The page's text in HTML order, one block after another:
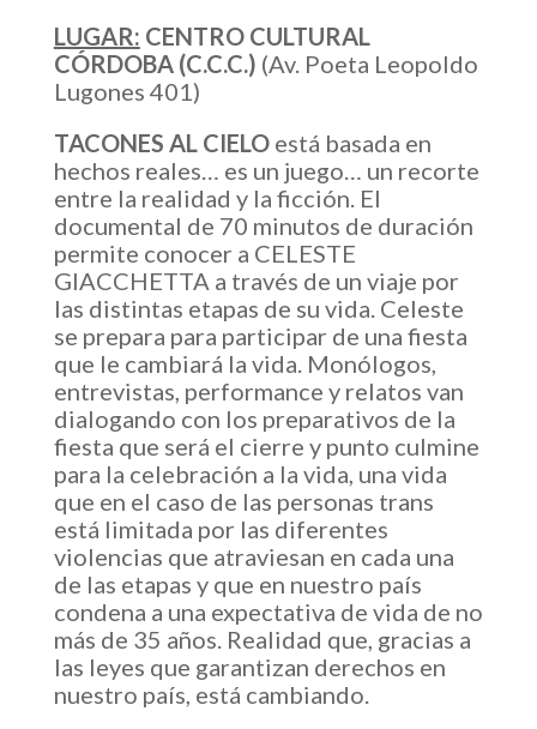
LUGAR: CENTRO CULTURAL
CÓRDOBA (C.C.C.) (Av. Poeta Leopoldo
Lugones 401)
TACONES AL CIELOestá basada en
hechos reales… es un juego… un recorte
entre la realidad y la ficción. El
documental de 70 minutos de duración
permite conocer a CELESTE
GIACCHETTA a través de un viaje por
las distintas etapas de su vida. Celeste
se prepara para participar de una fiesta
que le cambiará la vida. Monólogos,
entrevistas, performance y relatos van
dialogando con los preparativos de la
fiesta que será el cierre y punto culmine
para la celebración a la vida, una vida
que en el caso de las personas trans
está limitada por las diferentes
violencias que atraviesan en cada una
de las etapas y que en nuestro país
condena a una expectativa de vida de no
más de 35 años. Realidad que, gracias a
las leyes que garantizan derechos en
nuestro país, está cambiando.